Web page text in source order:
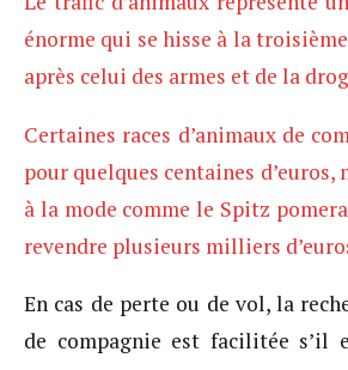
énorme qui se hisse à la
après celui des armes et de la
Certaines races d’animaux de
pour quelques centaines d’euros,
à la mode comme le Spitz
revendre plusieurs milliers
En cas de perte ou de vol, la
de compagnie est facilitée s’il